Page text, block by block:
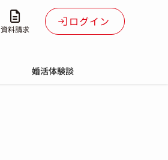
資料請求
ログイン
婚活体験談